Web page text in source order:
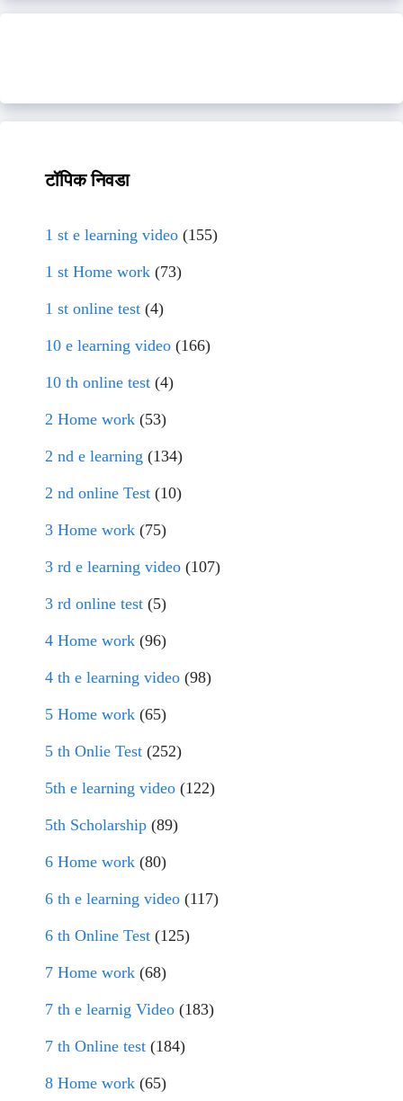
टॉपिक निवडा
1 st e learning video (155)
1 st Home work (73)
1 st online test (4)
10 e learning video (166)
10 th online test (4)
2 Home work (53)
2 nd e learning (134)
2 nd online Test (10)
3 Home work (75)
3 rd e learning video (107)
3 rd online test (5)
4 Home work (96)
4 th e learning video (98)
5 Home work (65)
5 th Onlie Test (252)
5th e learning video (122)
5th Scholarship (89)
6 Home work (80)
6 th e learning video (117)
6 th Online Test (125)
7 Home work (68)
7 th e learnig Video (183)
7 th Online test (184)
8 Home work (65)